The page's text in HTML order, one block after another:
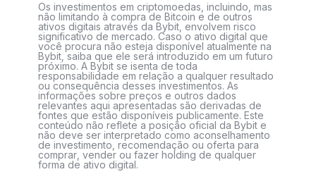
Os investimentos em criptomoedas, incluindo, mas
não limitando à compra de Bitcoin e de outros
ativos digitais através da Bybit, envolvem risco
significativo de mercado. Caso o ativo digital que
você procura não esteja disponível atualmente na
Bybit, saiba que ele será introduzido em um futuro
próximo. A Bybit se isenta de toda
responsabilidade em relação a qualquer resultado
ou consequência desses investimentos. As
informações sobre preços e outros dados
relevantes aqui apresentadas são derivadas de
fontes que estão disponíveis publicamente. Este
conteúdo não reflete a posição oficial da Bybit e
não deve ser interpretado como aconselhamento
de investimento, recomendação ou oferta para
comprar, vender ou fazer holding de qualquer
forma de ativo digital.